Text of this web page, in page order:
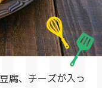
腐、チーズが入っ